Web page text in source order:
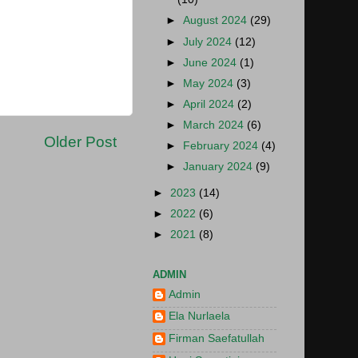
Older Post
►August 2024 (29)
►July 2024 (12)
►June 2024 (1)
►
May 2024 (3)
►April 2024 (2)
►
March 2024 (6)
►
February 2024 (4)
►January 2024 (9)
► 2023 (14)
► 2022 (6)
► 2021 (8)
ADMIN
Admin
Ela Nurlaela
Firman Saefatullah